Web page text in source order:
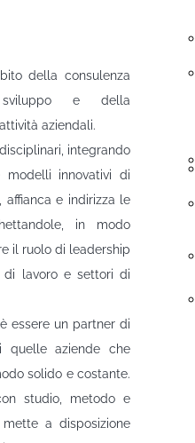
della consulenza
e della
aziendali.
integrando
modelli innovativi di
affianca e indirizza le
in modo
il ruolo di leadership
di lavoro e settori di
è essere un partner di
quelle aziende che
solido e costante.
studio, metodo e
mette a disposizione